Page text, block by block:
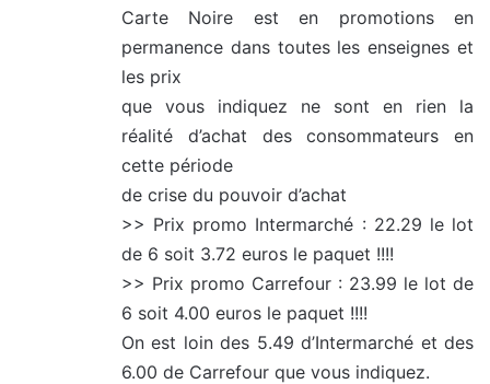
Carte Noire est en promotions en
permanence dans toutes les enseignes et
les prix
que vous indiquez ne sont en rien la
réalité d’achat des consommateurs en
cette période
de crise du pouvoir d’achat
>> Prix promo Intermarché : 22.29 le lot
de 6 soit 3.72 euros le paquet !!!!
>> Prix promo Carrefour : 23.99 le lot de
6 soit 4.00 euros le paquet !!!!
On est loin des 5.49 d’Intermarché et des
6.00 de Carrefour que vous indiquez.